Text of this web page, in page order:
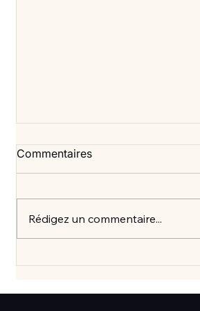
Commentaires
Rédigez un commentaire...